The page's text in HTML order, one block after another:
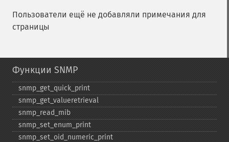
Пользователи ещё не добавляли примечания для
страницы
Функции SNMP
snmp_​get_​quick_​print
snmp_​get_​valueretrieval
snmp_​read_​mib
snmp_​set_​enum_​print
snmp_​set_​oid_​numeric_​print